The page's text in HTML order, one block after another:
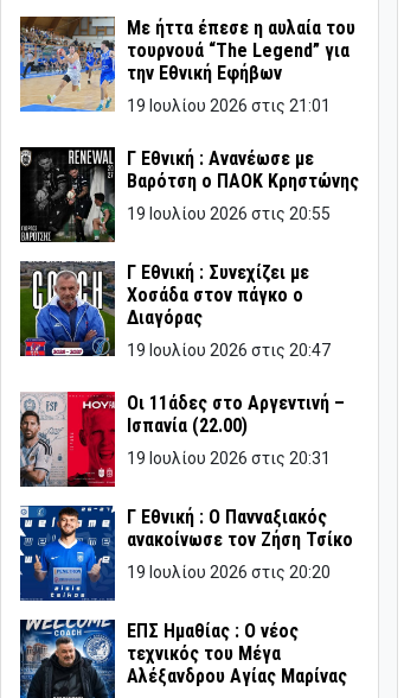
Με ήττα έπεσε η αυλαία του
τουρνουά “The Legend” για
την Εθνική Εφήβων
19 Ιουλίου 2026 στις 21:01
Γ Εθνική : Ανανέωσε με
Βαρότση ο ΠΑΟΚ Κρηστώνης
19 Ιουλίου 2026 στις 20:55
Γ Εθνική : Συνεχίζει με
Χοσάδα στον πάγκο ο
Διαγόρας
19 Ιουλίου 2026 στις 20:47
Οι 11άδες στο Αργεντινή –
Ισπανία (22.00)
19 Ιουλίου 2026 στις 20:31
Γ Εθνική : Ο Πανναξιακός
ανακοίνωσε τον Ζήση Τσίκο
19 Ιουλίου 2026 στις 20:20
ΕΠΣ Ημαθίας : Ο νέος
τεχνικός του Μέγα
Αλέξανδρου Αγίας Μαρίνας